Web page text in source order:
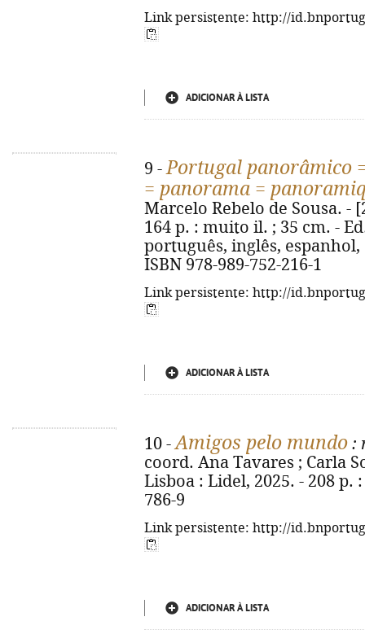
Link persistente: http://
ADICIONAR À LISTA
9 -Portugal panorâmico
= panorama =
Marcelo Rebelo de Sousa. -
164 p. : muito il. ; 35 cm. -
português, inglês,
ISBN 978-989-752-216-1
Link persistente: http://
ADICIONAR À LISTA
10 -Amigos pelo mundo :
coord. Ana Tavares ; Carla
Lisboa : Lidel, 2025. - 208 p.
786-9
Link persistente: http://
ADICIONAR À LISTA